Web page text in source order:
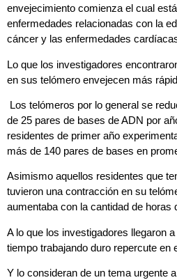
envejecimiento comienza el cual
enfermedades relacionadas con la
cáncer y las enfermedades
Lo que los investigadores
en sus telómero envejecen más
Los telómeros por lo general se
de 25 pares de bases de ADN por
residentes de primer año
más de 140 pares de bases en
Asimismo aquellos residentes que
tuvieron una contracción en su
aumentaba con la cantidad de horas
A lo que los investigadores llegaron
tiempo trabajando duro repercute en
Y lo consideran de un tema urgente